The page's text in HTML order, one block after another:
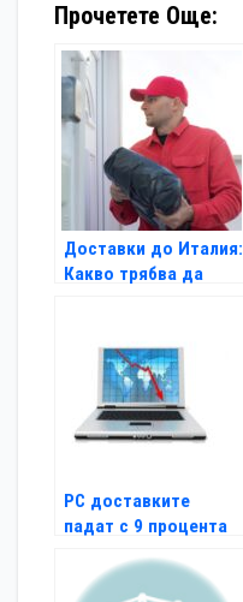
Прочетете Още:
Доставки до Италия:
Какво трябва да
РС доставките
падат с 9 процента